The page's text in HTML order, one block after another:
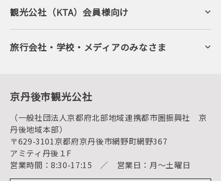
キャンプ・グランピング
自然景観
旬の食
フルーツ
美術館・資料館
観光
海水浴
キャンプ
お宿探し
宿泊・日帰り予約（空室検索）
予約照会・予約キャンセル
宿泊施設一覧（お宿比較ページ）
アクセス
お知らせ
イベント情報
観光公社（KTA）会員様向け
KTA会員コミュニティ
会員向けサービス
KTAニュースレター
会員加入・会員情報（会員規程）
旅行会社・学校・メディアのみなさま
プレスリリース
京丹後市観光公社
（一般社団法人京都府北部地域連携都市圏振興社 京
丹後地域本部）
〒629-3101京都府京丹後市網野町網野367
アミティ丹後１F
営業時間：8:30-17:15 ／ 営業日：月～土曜日